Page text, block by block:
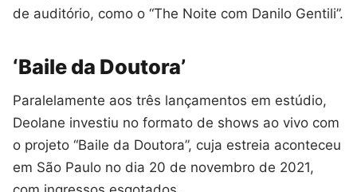
de auditório, como o “The Noite com Danilo Gentili”.
‘Baile da Doutora’
Paralelamente aos três lançamentos em estúdio,
Deolane investiu no formato de shows ao vivo com
o projeto “Baile da Doutora”, cuja estreia aconteceu
em São Paulo no dia 20 de novembro de 2021,